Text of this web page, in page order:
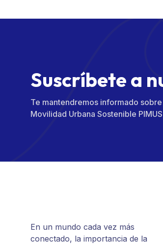
Suscríbete a n
Te mantendremos informado
Movilidad Urbana Sostenible PIMUS
En un mundo cada vez más
conectado, la importancia de la